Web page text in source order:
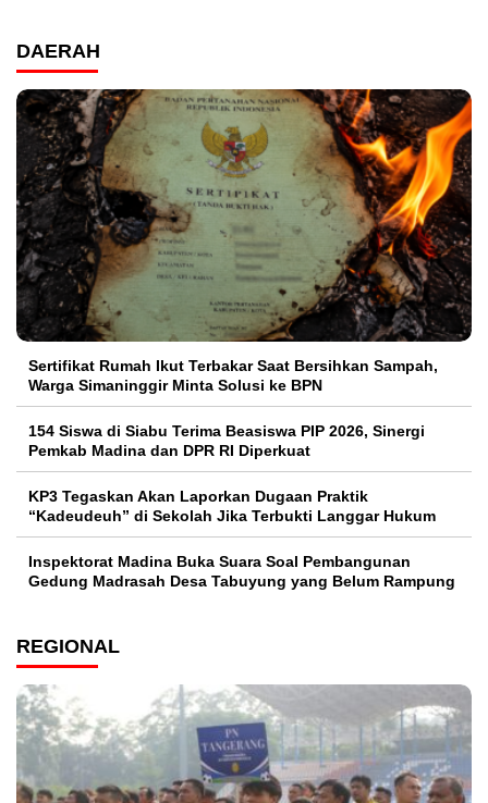
DAERAH
Sertifikat Rumah Ikut Terbakar Saat Bersihkan Sampah,
Warga Simaninggir Minta Solusi ke BPN
154 Siswa di Siabu Terima Beasiswa PIP 2026, Sinergi
Pemkab Madina dan DPR RI Diperkuat
KP3 Tegaskan Akan Laporkan Dugaan Praktik
“Kadeudeuh” di Sekolah Jika Terbukti Langgar Hukum
Inspektorat Madina Buka Suara Soal Pembangunan
Gedung Madrasah Desa Tabuyung yang Belum Rampung
REGIONAL